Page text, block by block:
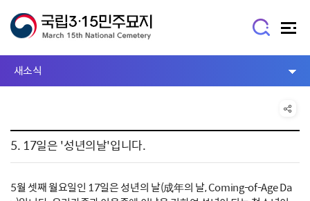
새소식
5. 17일은 '성년의날'입니다.
5월 셋째 월요일인 17일은 성년의 날(成年의 날, Coming-of-Age Da